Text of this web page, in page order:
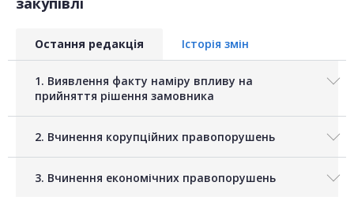
Остання редакція Історія змін
1. Виявлення факту наміру впливу на
прийняття рішення замовника
2. Вчинення корупційних правопорушень
3. Вчинення економічних правопорушень